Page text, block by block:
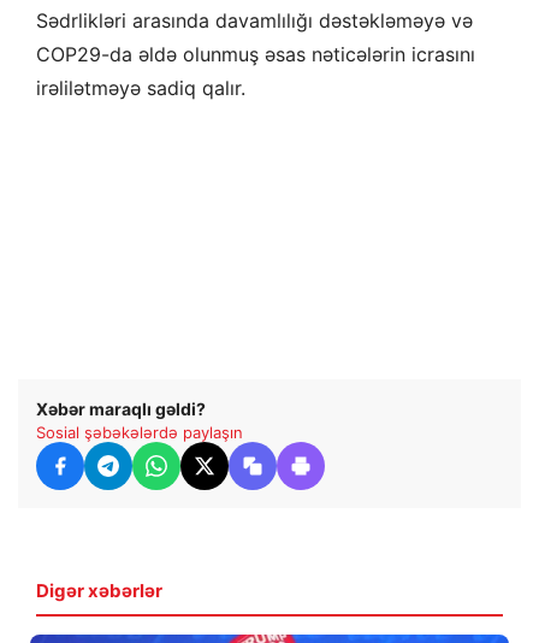
Sədrlikləri arasında davamlılığı dəstəkləməyə və
COP29-da əldə olunmuş əsas nəticələrin icrasını
irəlilətməyə sadiq qalır.
Xəbər maraqlı gəldi?
Sosial şəbəkələrdə paylaşın
Digər xəbərlər